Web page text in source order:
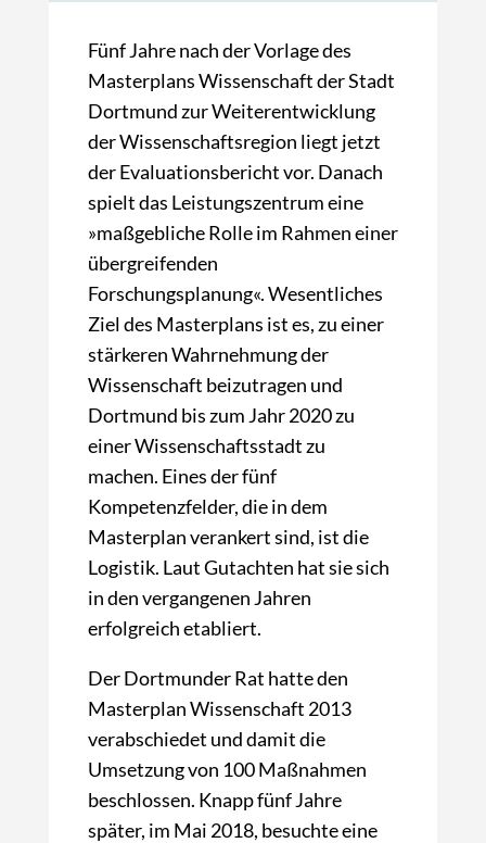
Fünf Jahre nach der Vorlage des
Masterplans Wissenschaft der Stadt
Dortmund zur Weiterentwicklung
der Wissenschaftsregion liegt jetzt
der Evaluationsbericht vor. Danach
spielt das Leistungszentrum eine
»maßgebliche Rolle im Rahmen einer
übergreifenden
Forschungsplanung«. Wesentliches
Ziel des Masterplans ist es, zu einer
stärkeren Wahrnehmung der
Wissenschaft beizutragen und
Dortmund bis zum Jahr 2020 zu
einer Wissenschaftsstadt zu
machen. Eines der fünf
Kompetenzfelder, die in dem
Masterplan verankert sind, ist die
Logistik. Laut Gutachten hat sie sich
in den vergangenen Jahren
erfolgreich etabliert.
Der Dortmunder Rat hatte den
Masterplan Wissenschaft 2013
verabschiedet und damit die
Umsetzung von 100 Maßnahmen
beschlossen. Knapp fünf Jahre
später, im Mai 2018, besuchte eine